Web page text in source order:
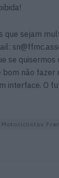
que sejam
se
não fazer
interface. O
Motociclistas